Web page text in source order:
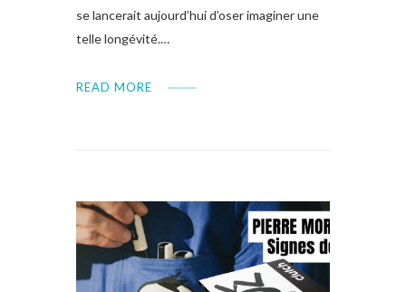
se lancerait aujourd’hui d’oser imaginer une
telle longévité.…
READ MORE